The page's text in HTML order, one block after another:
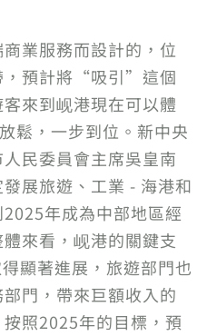
業服務而設計的，位
，預計將“吸引”這個
來到岘港現在可以體
鬆，一步到位。新中央
民委員會主席吳皇南
展旅遊、工業 - 海港和
年成為中部地區經
來看，岘港的關鍵支
顯著進展，旅遊部門也
門，帶來巨額收入的
照2025年的目標，預